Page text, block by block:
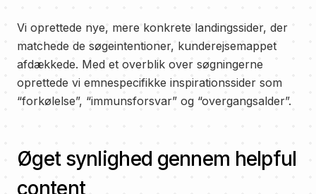
Vi oprettede nye, mere konkrete landingssider, der
matchede de søgeintentioner, kunderejsemappet
afdækkede. Med et overblik over søgningerne
oprettede vi emnespecifikke inspirationssider som
“forkølelse”, “immunsforsvar” og “overgangsalder”.
Øget synlighed gennem helpful
content